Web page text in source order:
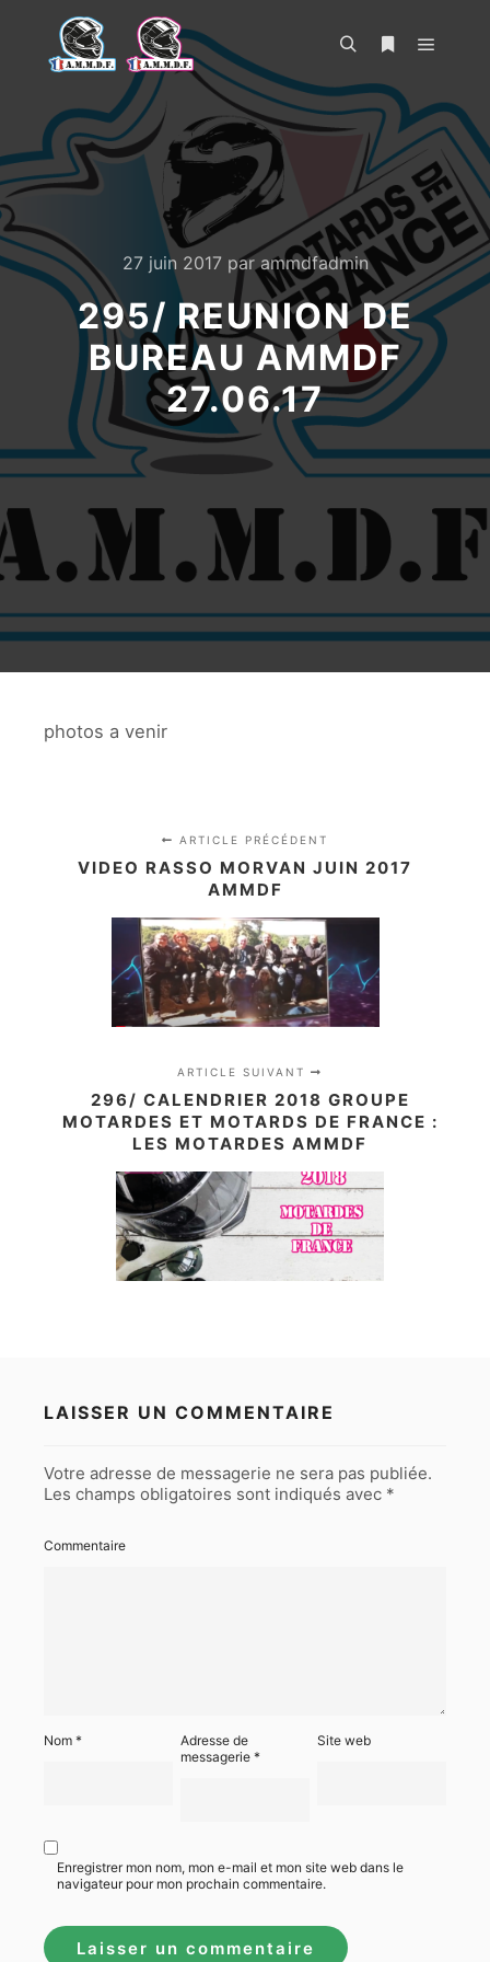
27 juin 2017parammdfadmin
295/ REUNION DE
BUREAU AMMDF
27.06.17
photos a venir
ARTICLE PRÉCÉDENT
VIDEO RASSO MORVAN JUIN 2017
AMMDF
ARTICLE SUIVANT
296/ CALENDRIER 2018 GROUPE
MOTARDES ET MOTARDS DE FRANCE :
LES MOTARDES AMMDF
LAISSER UN COMMENTAIRE
Votre adresse de messagerie ne sera pas publiée.
Les champs obligatoires sont indiqués avec *
Commentaire
Nom *
Adresse de
messagerie*
Site web
Enregistrer mon nom, mon e-mail et mon site web dans le
navigateur pour mon prochain commentaire.